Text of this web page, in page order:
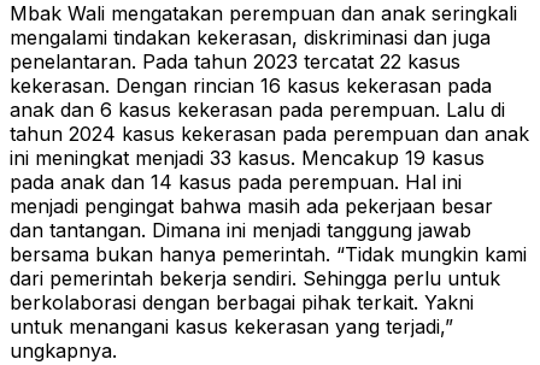
Mbak Wali mengatakan perempuan dan anak seringkali
mengalami tindakan kekerasan, diskriminasi dan juga
penelantaran. Pada tahun 2023 tercatat 22 kasus
kekerasan. Dengan rincian 16 kasus kekerasan pada
anak dan 6 kasus kekerasan pada perempuan. Lalu di
tahun 2024 kasus kekerasan pada perempuan dan anak
ini meningkat menjadi 33 kasus. Mencakup 19 kasus
pada anak dan 14 kasus pada perempuan. Hal ini
menjadi pengingat bahwa masih ada pekerjaan besar
dan tantangan. Dimana ini menjadi tanggung jawab
bersama bukan hanya pemerintah. “Tidak mungkin kami
dari pemerintah bekerja sendiri. Sehingga perlu untuk
berkolaborasi dengan berbagai pihak terkait. Yakni
untuk menangani kasus kekerasan yang terjadi,”
ungkapnya.